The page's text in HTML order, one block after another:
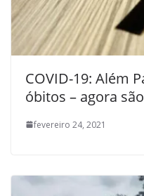
COVID-19: Além
óbitos – agora
fevereiro 24, 2021